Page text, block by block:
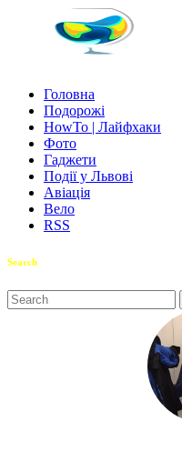
Головна
Подорожі
HowTo | Лайфхаки
Фото
Гаджети
Події у Львові
Авіація
Вело
RSS
Search